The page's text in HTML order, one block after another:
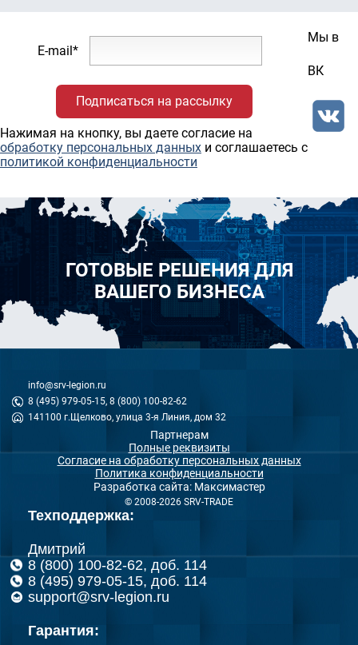
E-mail*
Нажимая на кнопку, вы даете согласие на
обработку персональных данных и соглашаетесь c
политикой конфиденциальности
Мы в
ВК
ГОТОВЫЕ РЕШЕНИЯ ДЛЯ
ВАШЕГО БИЗНЕСА
info@srv-legion.ru
8 (495) 979-05-15, 8 (800) 100-82-62
141100 г.Щелково, улица 3-я Линия, дом 32
Партнерам
Полные реквизиты
Согласие на обработку персональных данных
Политика конфиденциальности
Разработка сайта: Максимастер
© 2008-2026 SRV-TRADE
Техподдержка:
Дмитрий
8 (800) 100-82-62, доб. 114
8 (495) 979-05-15, доб. 114
support@srv-legion.ru
Гарантия: